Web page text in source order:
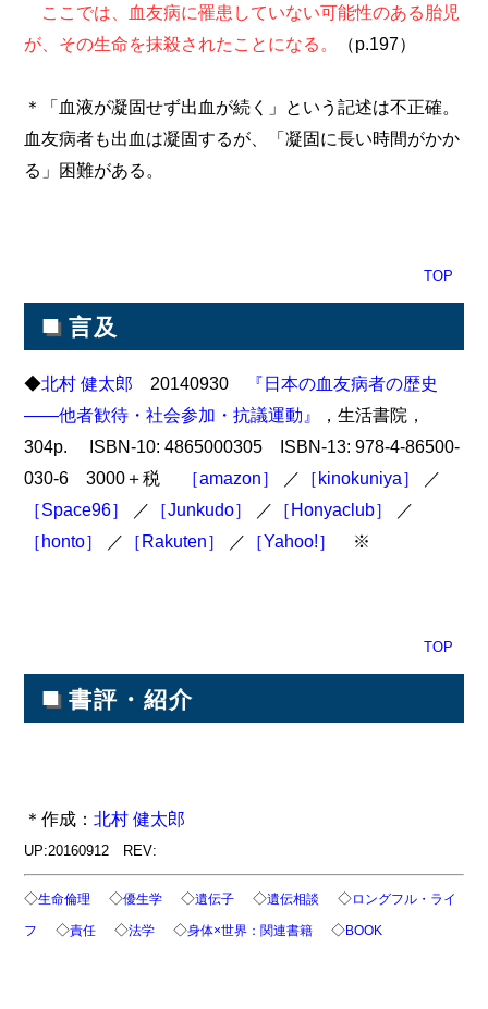
ここでは、血友病に罹患していない可能性のある胎児
が、その生命を抹殺されたことになる。
（p.197）
＊「血液が凝固せず出血が続く」という記述は不正確。
血友病者も出血は凝固するが、「凝固に長い時間がかか
る」困難がある。
TOP
■ 言及
◆北村 健太郎 20140930
『日本の血友病者の歴史
――他者歓待・社会参加・抗議運動』
，生活書院，
304p. ISBN-10: 4865000305 ISBN-13: 978-4-86500-
030-6 3000＋税
［amazon］ ／ ［kinokuniya］
／
［Space96］
／ ［Junkudo］ ／ ［Honyaclub］
／
［honto］
／ ［Rakuten］ ／ ［Yahoo!］ ※
TOP
■ 書評・紹介
＊作成：北村 健太郎
UP:20160912 REV:
◇生命倫理 ◇優生学 ◇遺伝子 ◇遺伝相談 ◇ロングフル・ライ
フ ◇責任 ◇法学 ◇身体×世界：関連書籍 ◇BOOK